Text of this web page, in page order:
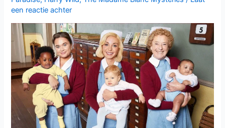
mysteries
een reactie achter